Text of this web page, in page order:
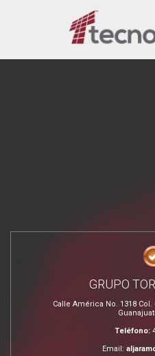
GRUPO
Calle América No. 1318
Teléfono:
Email: